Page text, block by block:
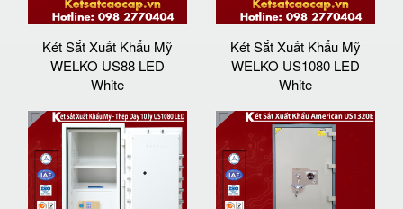
Két Sắt Xuất Khẩu Mỹ
WELKO US88 LED
White
Két Sắt Xuất Khẩu Mỹ
WELKO US1080 LED
White